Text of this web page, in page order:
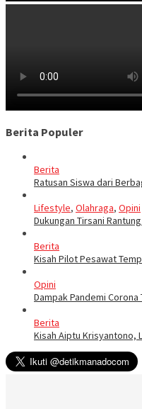
Berita Populer
Berita
Ratusan Siswa dari
Lifestyle, Olahraga, Opini
Dukungan Tirsani
Berita
Kisah Pilot Pesawat
Opini
Dampak Pandemi
Berita
Kisah Aiptu Krisyantono,